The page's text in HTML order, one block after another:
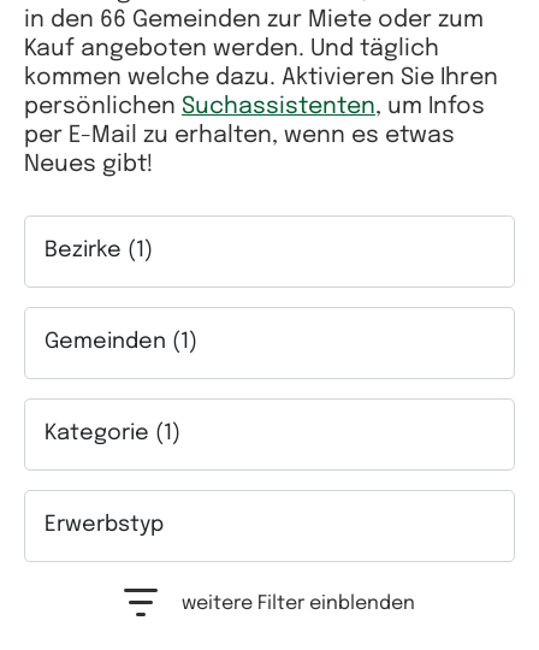
in den 66 Gemeinden zur Miete oder zum
Kauf angeboten werden. Und täglich
kommen welche dazu. Aktivieren Sie Ihren
persönlichen Suchassistenten, um Infos
per E-Mail zu erhalten, wenn es etwas
Neues gibt!
Bezirke (1)
Gemeinden (1)
Kategorie (1)
Erwerbstyp
weitere Filter einblenden